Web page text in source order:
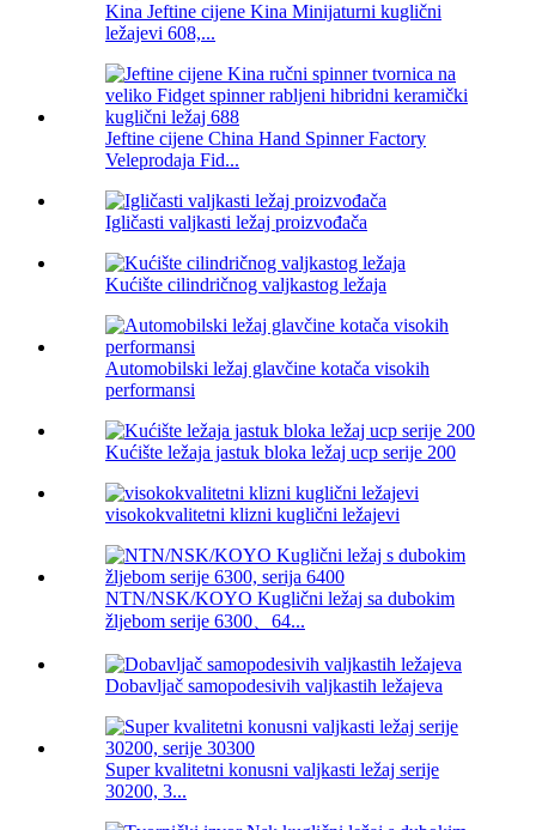
Kina Jeftine cijene Kina Minijaturni kuglični
ležajevi 608,...
Jeftine cijene China Hand Spinner Factory
Veleprodaja Fid...
Igličasti valjkasti ležaj proizvođača
Kućište cilindričnog valjkastog ležaja
Automobilski ležaj glavčine kotača visokih
performansi
Kućište ležaja jastuk bloka ležaj ucp serije 200
visokokvalitetni klizni kuglični ležajevi
NTN/NSK/KOYO Kuglični ležaj sa dubokim
žljebom serije 6300、64...
Dobavljač samopodesivih valjkastih ležajeva
Super kvalitetni konusni valjkasti ležaj serije
30200, 3...